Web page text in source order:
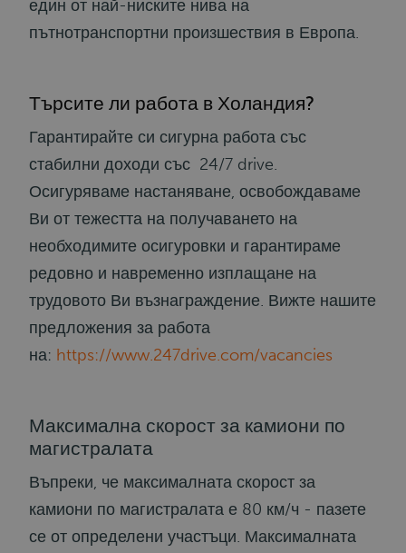
един от най-ниските нива на
пътнотранспортни произшествия в Европа.
Търсите ли работа в Холандия?
Гарантирайте си сигурна работа със
стабилни доходисъс 24/7 drive.
Осигуряваме настаняване, освобождаваме
Ви от тежестта на получаването на
необходимите осигуровки и гарантираме
редовно и навременно изплащане на
трудовото Ви възнаграждение. Вижте нашите
предложения за работа
на: https://www.247drive.com/vacancies
Максимална скорост за камиони по
магистралата
Въпреки, че максималната скорост за
камиони по магистралата е 80 км/ч - пазете
се от определени участъци. Максималната